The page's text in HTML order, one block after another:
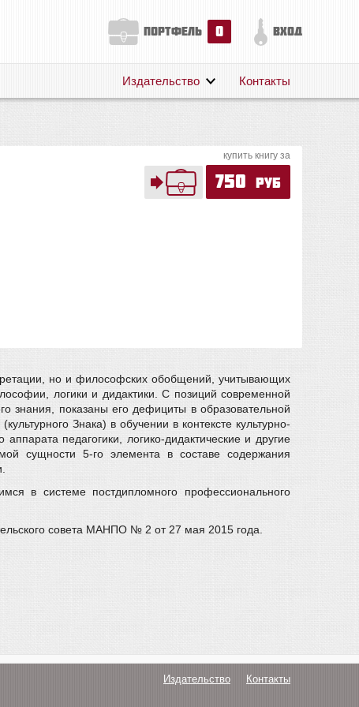
портфель 0 вход
Публикации
Издательство Контакты
купить книгу за
750 руб
но и философских обобщений, учитывающих
логики и дидактики. С позиций современной
знания, показаны его дефициты в образовательной
Знака) в обучении в контексте культурно-
педагогики, логико-дидактические и другие
сущности 5-го элемента в составе содержания
в системе постдипломного профессионального
совета МАНПО № 2 от 27 мая 2015 года.
Издательство Контакты